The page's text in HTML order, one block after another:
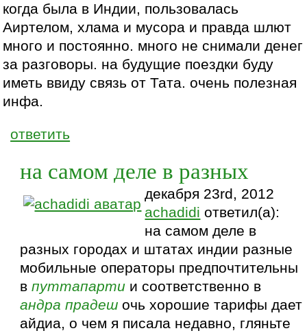
когда была в Индии, пользовалась
Аиртелом, хлама и мусора и правда шлют
много и постоянно. много не снимали денег
за разговоры. на будущие поездки буду
иметь ввиду связь от Тата. очень полезная
инфа.
ответить
на самом деле в разных
декабря 23rd, 2012
achadidi ответил(а):
на самом деле в
разных городах и штатах индии разные
мобильные операторы предпочтительны
впуттапарти и соответственно в
андра прадеш очь хорошие тарифы дает
айдиа, о чем я писала недавно, гляньте